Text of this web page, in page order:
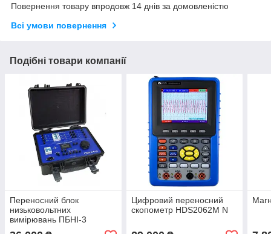
Повернення товару впродовж 14 днів за домовленістю
Всі умови повернення
Подібні товари компанії
Переносний блок
низьковольтних
вимірювань ПБНІ-3
Цифровий переносний
скопометр HDS2062M N